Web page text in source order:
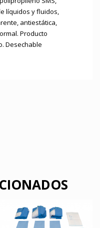
líquidos y fluidos,
antiestática,
Producto
Desechable